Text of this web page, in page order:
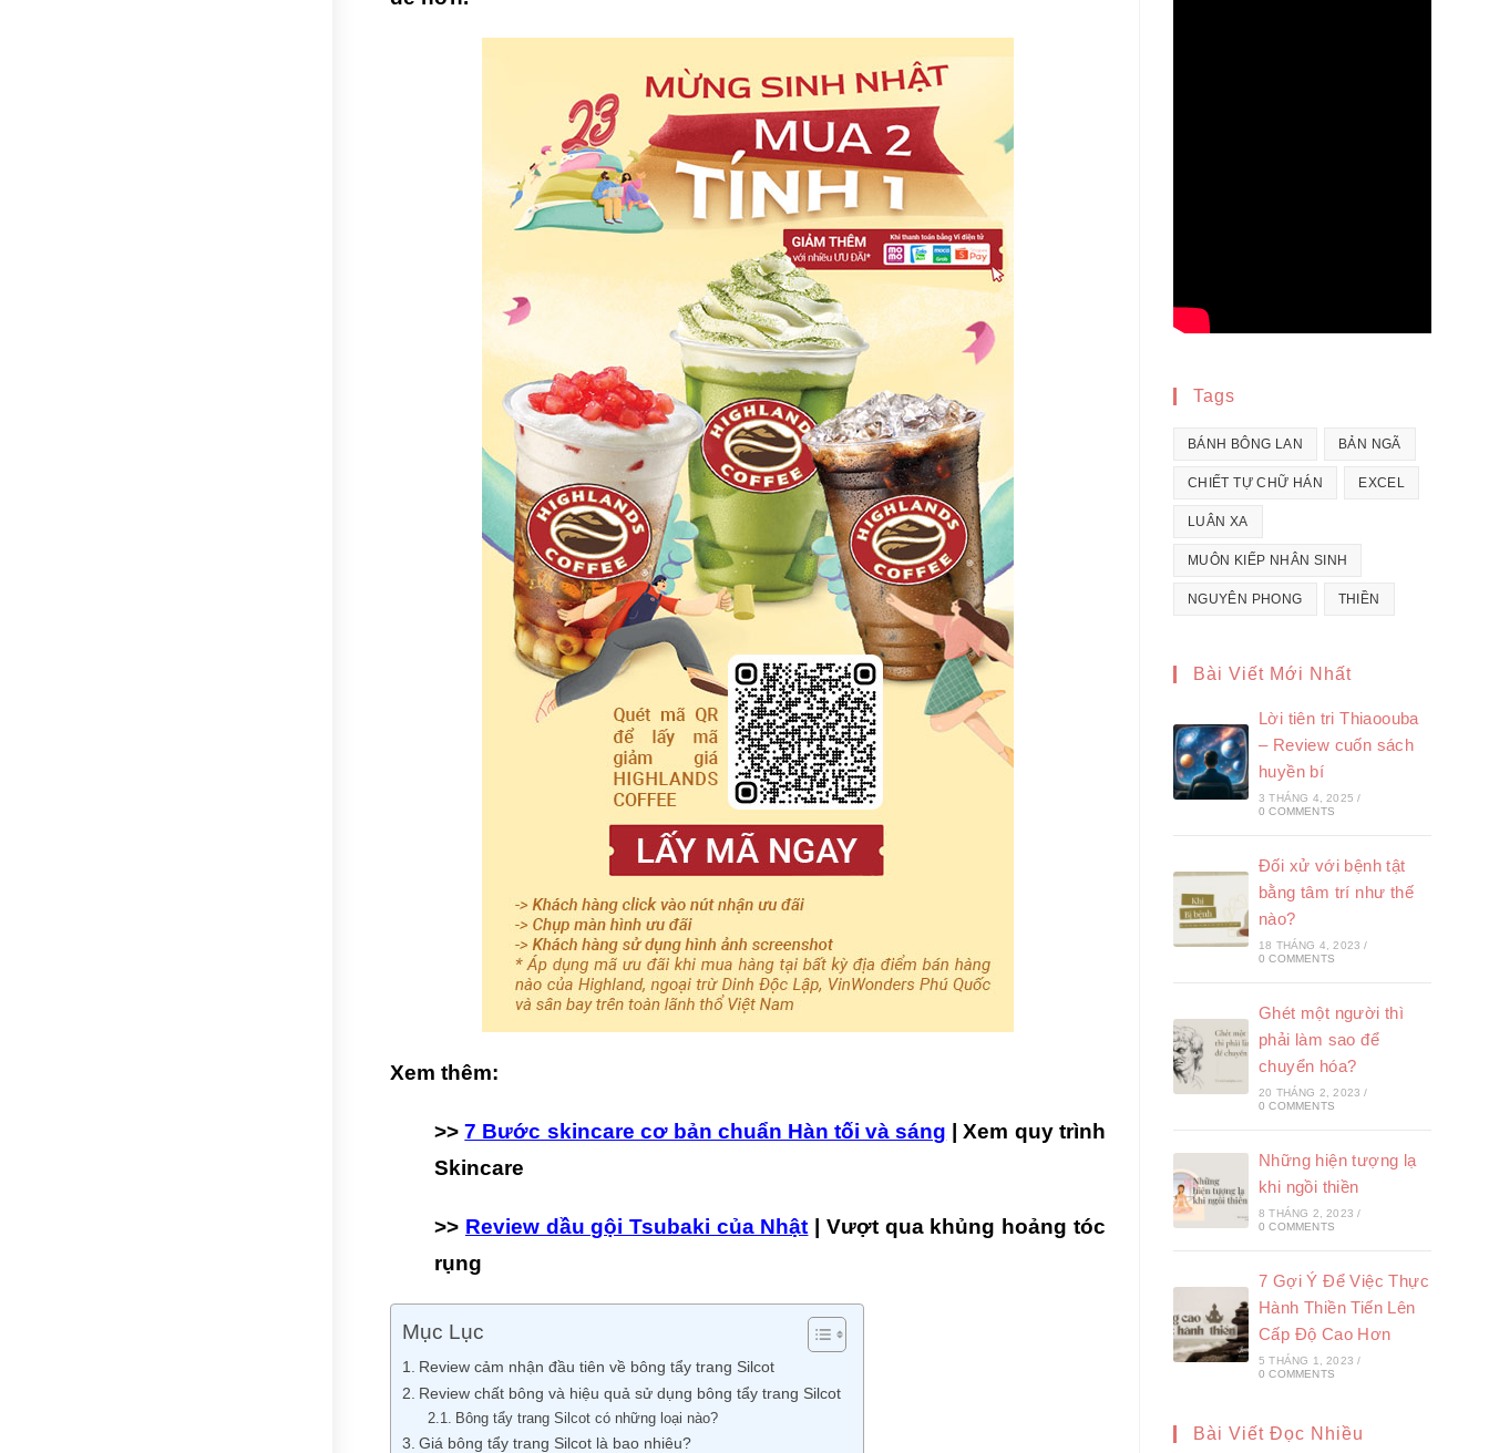
Xem thêm:
>>7 Bước skincare cơ bản chuẩn Hàn tối và sáng | Xem quy trình
Skincare
>> Review dầu gội Tsubaki của Nhật | Vượt qua khủng hoảng tóc
rụng
Mục Lục
Review cảm nhận đầu tiên về bông tẩy trang Silcot
Review chất bông và hiệu quả sử dụng bông tẩy trang Silcot
Bông tẩy trang Silcot có những loại nào?
Giá bông tẩy trang Silcot là bao nhiêu?
Tags
BÁNH BÔNG LAN BẢN NGÃ
CHIẾT TỰ CHỮ HÁN EXCEL
LUÂN XA
MUÔN KIẾP NHÂN SINH
NGUYÊN PHONG THIỀN
Bài Viết Mới Nhất
Lời tiên tri Thiaoouba
– Review cuốn sách
huyền bí
3 THÁNG 4, 2025 /
0 COMMENTS
Đối xử với bệnh tật
bằng tâm trí như thế
nào?
18 THÁNG 4, 2023 /
0 COMMENTS
Ghét một người thì
phải làm sao để
chuyển hóa?
20 THÁNG 2, 2023 /
0 COMMENTS
Những hiện tượng lạ
khi ngồi thiền
8 THÁNG 2, 2023 /
0 COMMENTS
7 Gợi Ý Để Việc Thực
Hành Thiền Tiến Lên
Cấp Độ Cao Hơn
5 THÁNG 1, 2023 /
0 COMMENTS
Bài Viết Đọc Nhiều